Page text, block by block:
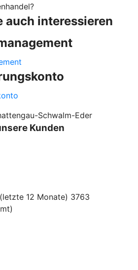
auch interessieren
Schwalm-Eder
Kunden
12 Monate) 3763